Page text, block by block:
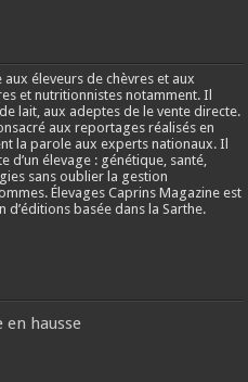
éleveurs de chèvres et aux
et nutritionnistes notamment. Il
lait, aux adeptes de le vente directe.
aux reportages réalisés en
la parole aux experts nationaux. Il
d’un élevage : génétique, santé,
sans oublier la gestion
Élevages Caprins Magazine est
d’éditions basée dans la Sarthe.
en hausse